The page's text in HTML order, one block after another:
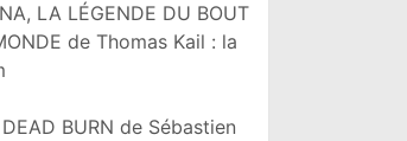
LA LÉGENDE DU BOUT
de Thomas Kail : la
BURN de Sébastien